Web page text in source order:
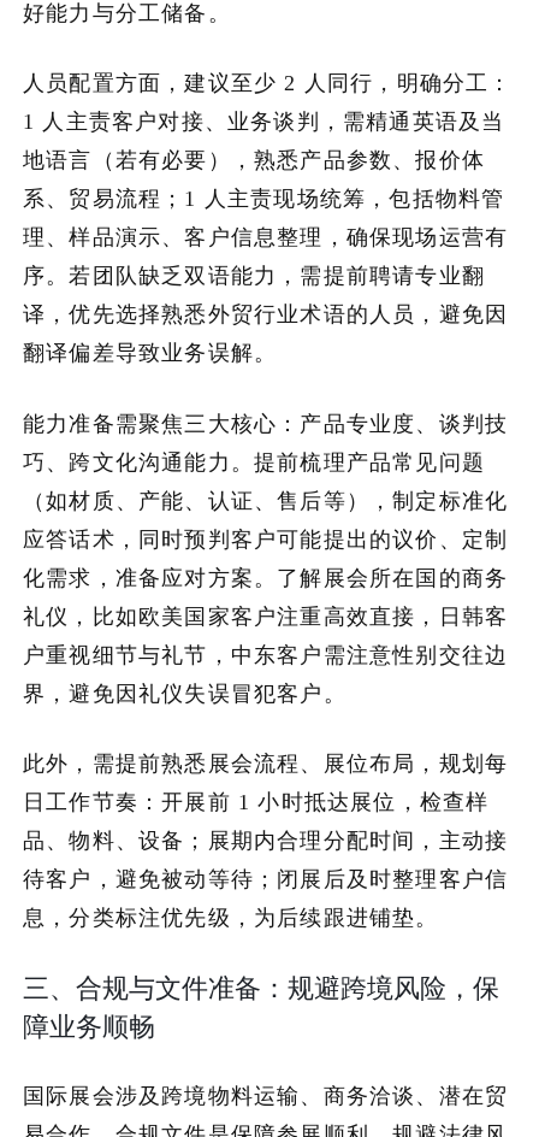
好能力与分工储备。
人员配置方面，建议至少 2 人同行，明确分工：
1 人主责客户对接、业务谈判，需精通英语及当
地语言（若有必要），熟悉产品参数、报价体
系、贸易流程；1 人主责现场统筹，包括物料管
理、样品演示、客户信息整理，确保现场运营有
序。若团队缺乏双语能力，需提前聘请专业翻
译，优先选择熟悉外贸行业术语的人员，避免因
翻译偏差导致业务误解。
能力准备需聚焦三大核心：产品专业度、谈判技
巧、跨文化沟通能力。提前梳理产品常见问题
（如材质、产能、认证、售后等），制定标准化
应答话术，同时预判客户可能提出的议价、定制
化需求，准备应对方案。了解展会所在国的商务
礼仪，比如欧美国家客户注重高效直接，日韩客
户重视细节与礼节，中东客户需注意性别交往边
界，避免因礼仪失误冒犯客户。
此外，需提前熟悉展会流程、展位布局，规划每
日工作节奏：开展前 1 小时抵达展位，检查样
品、物料、设备；展期内合理分配时间，主动接
待客户，避免被动等待；闭展后及时整理客户信
息，分类标注优先级，为后续跟进铺垫。
三、合规与文件准备：规避跨境风险，保
障业务顺畅
国际展会涉及跨境物料运输、商务洽谈、潜在贸